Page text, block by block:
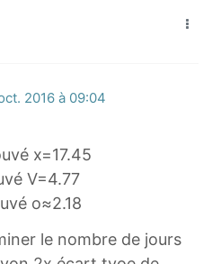
2016 à 09:04
x=17.45
V=4.77
o≈2.18
le nombre de jours